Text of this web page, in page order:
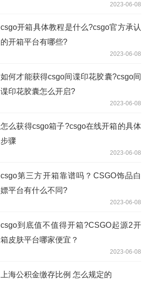
2023-06-08
csgo开箱具体教程是什么?csgo官方承认
的开箱平台有哪些?
2023-06-08
如何才能获得csgo间谍印花胶囊?csgo间
谍印花胶囊怎么开启?
2023-06-08
怎么获得csgo箱子?csgo在线开箱的具体
步骤
2023-06-08
csgo第三方开箱靠谱吗？CSGO饰品白
嫖平台有什么不同?
2023-06-08
csgo到底值不值得开箱?CSGO起源2开
箱皮肤平台哪家便宜？
2023-06-08
上海公积金缴存比例 怎么规定的